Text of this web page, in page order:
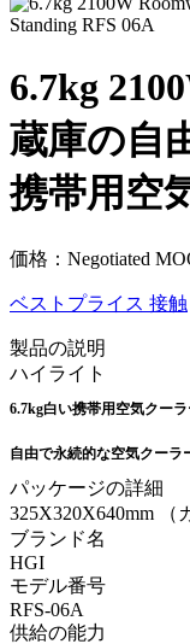
6.7kg
蔵庫の自
携帯用空
価格：Negotiated
ベストプライス 接触
製品の説明
ハイライト
6.7kg白い携帯用空気クー
自由で永続的な空気クーラ
パッケージの詳細
325X320X640mm （
ブランド名
HGI
モデル番号
RFS-06A
供給の能力